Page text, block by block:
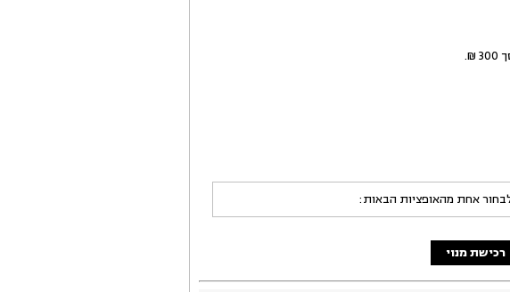
אחת מהאופציות הבאות:
רכישת מנוי